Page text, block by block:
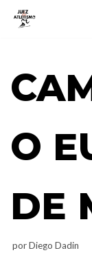
contenido
O
DE
porDiego Dadin